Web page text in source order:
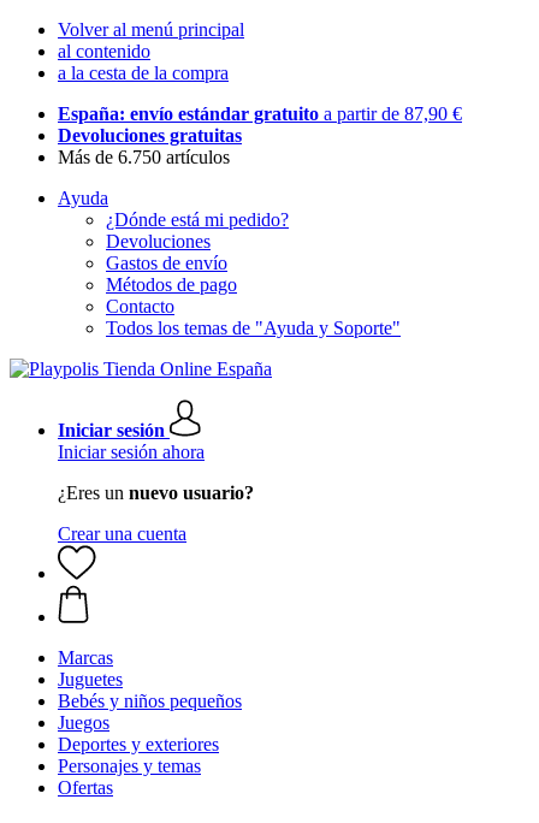
Volver al menú principal
al contenido
a la cesta de la compra
España: envío estándar gratuito a partir de 87,90 €
Devoluciones gratuitas
Más de 6.750 artículos
Ayuda
¿Dónde está mi pedido?
Devoluciones
Gastos de envío
Métodos de pago
Contacto
Todos los temas de "Ayuda y Soporte"
Iniciar sesión
Iniciar sesión ahora
¿Eres un nuevo usuario?
Crear una cuenta
Marcas
Juguetes
Bebés y niños pequeños
Juegos
Deportes y exteriores
Personajes y temas
Ofertas